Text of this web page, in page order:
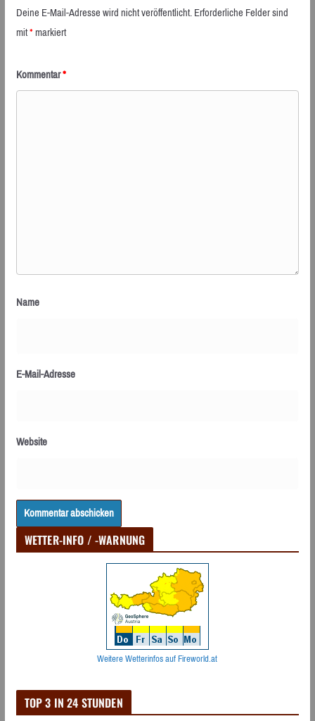
Deine E-Mail-Adresse wird nicht veröffentlicht.Erforderliche Felder sind
mit*markiert
Kommentar*
Name
E-Mail-Adresse
Website
WETTER-INFO / -WARNUNG
Weitere Wetterinfos auf Fireworld.at
TOP 3 IN 24 STUNDEN